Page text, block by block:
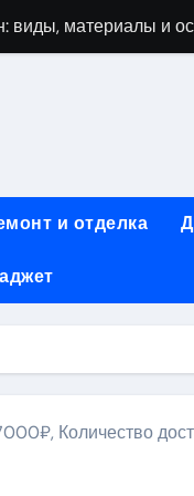
материалы и
ногтевого
конструкции
на рейсы в
рекламных
ассортимента
квартир со
и отделка
Количество